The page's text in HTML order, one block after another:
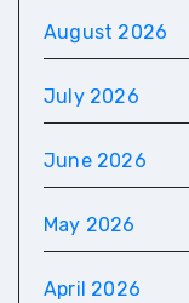
August 2026
July 2026
June 2026
May 2026
April 2026